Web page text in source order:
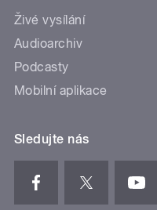
Živé vysílání
Audioarchiv
Podcasty
Mobilní aplikace
Sledujte nás